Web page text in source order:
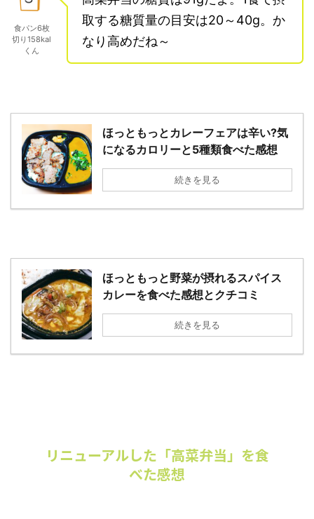
食パン6枚
切り158kal
くん
取する糖質量の目安は20～40g。か
なり高めだね～
ほっともっとカレーフェアは辛い?気
になるカロリーと5種類食べた感想
続きを見る
ほっともっと野菜が摂れるスパイス
カレーを食べた感想とクチコミ
続きを見る
リニューアルした「高菜弁当」を食
べた感想